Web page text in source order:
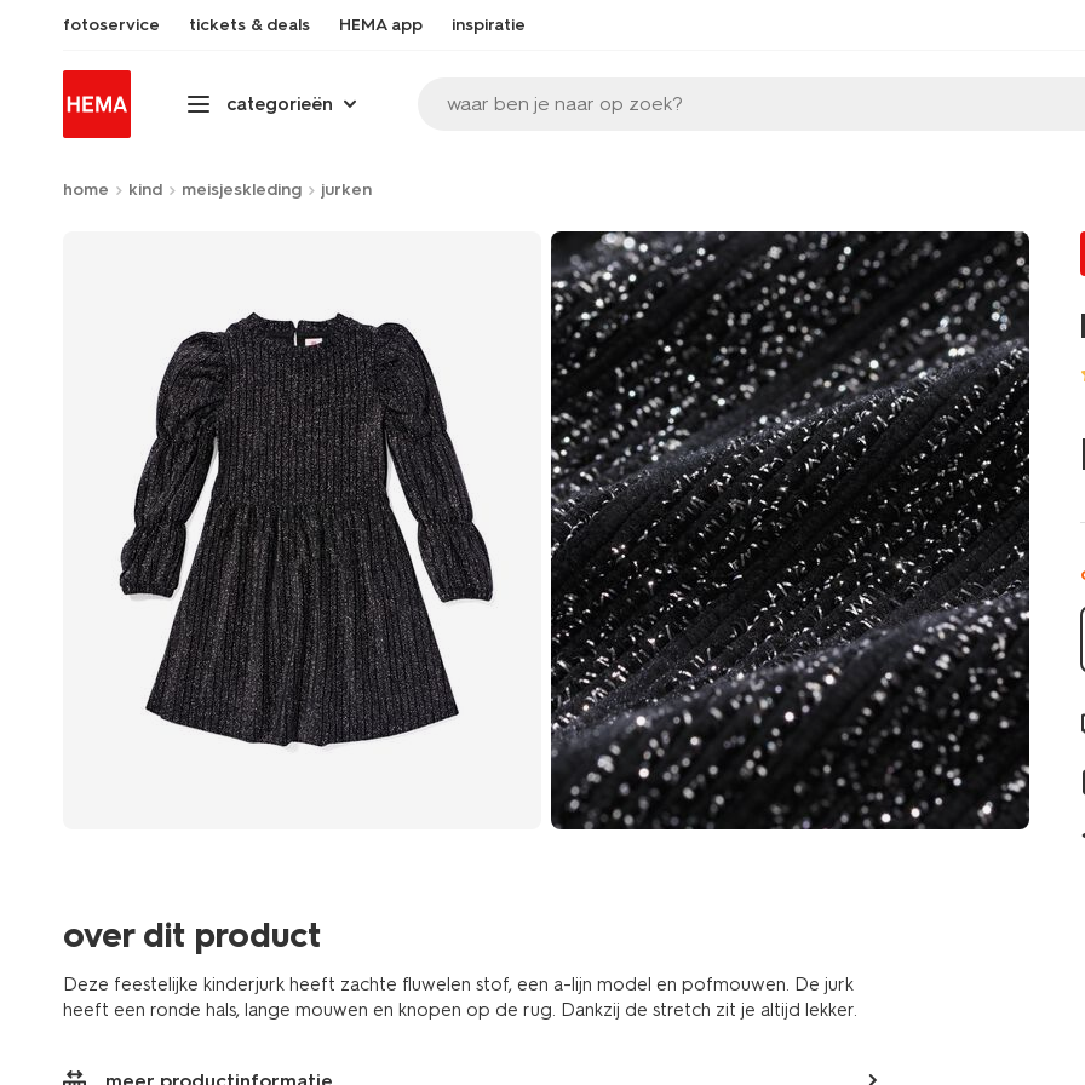
fotoservice tickets & deals HEMA app inspiratie
categorieën waar ben je naar op zoek?
home kind meisjeskleding jurken
over dit product
Deze feestelijke kinderjurk heeft zachte fluwelen stof, een a-lijn model en pofmouwen. De jurk
heeft een ronde hals, lange mouwen en knopen op de rug. Dankzij de stretch zit je altijd lekker.